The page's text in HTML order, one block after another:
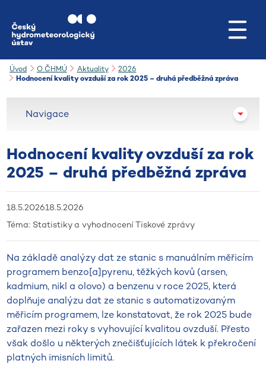
Úvod O ČHMÚ Aktuality
2026
Hodnocení kvality ovzduší za rok 2025 – druhá předběžná zpráva
Hodnocení kvality ovzduší za rok
2025 – druhá předběžná zpráva
18.5.202618.5.2026
Téma: Statistiky a vyhodnoceníTiskové zprávy
Na základě analýzy dat ze stanic s manuálním měřicím
programem benzo[a]pyrenu, těžkých kovů (arsen,
kadmium, nikl a olovo) a benzenu v roce 2025, která
doplňuje analýzu dat ze stanic s automatizovaným
měřicím programem, lze konstatovat, že rok 2025 bude
zařazen mezi roky s vyhovující kvalitou ovzduší. Přesto
však došlo u některých znečišťujících látek k překročení
platných imisních limitů.
Navigace